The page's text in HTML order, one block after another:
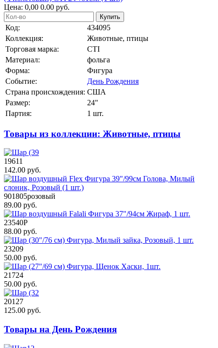
Цена: 0,00 0.00 руб.
Купить
Код:
434095
Коллекция:
Животные, птицы
Торговая марка:
CTI
Материал:
фольга
Форма:
Фигура
Событие:
День Рождения
Страна происхождения: США
Размер:
24"
Партия:
1 шт.
Товары из коллекции: Животные, птицы
19611
142.00 руб.
901805розовый
89.00 руб.
23540Р
88.00 руб.
23209
50.00 руб.
21724
50.00 руб.
20127
125.00 руб.
Товары на День Рождения